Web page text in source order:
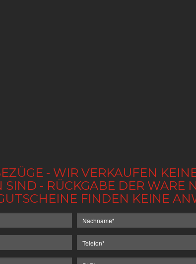
- WIR VERKAUFEN
- RÜCKGABE DER WARE
FINDEN KEINE